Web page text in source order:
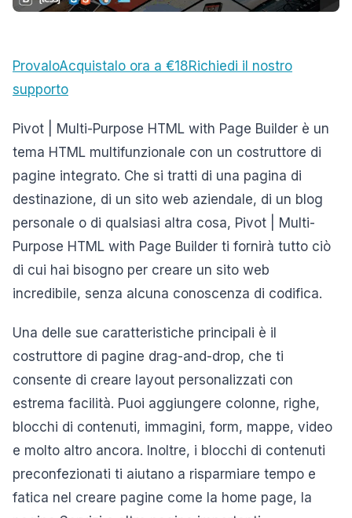
ProvaloAcquistalo ora a €18Richiedi il nostro
supporto
Pivot | Multi-Purpose HTML with Page Builder è un
tema HTML multifunzionale con un costruttore di
pagine integrato. Che si tratti di una pagina di
destinazione, di un sito web aziendale, di un blog
personale o di qualsiasi altra cosa, Pivot | Multi-
Purpose HTML with Page Builder ti fornirà tutto ciò
di cui hai bisogno per creare un sito web
incredibile, senza alcuna conoscenza di codifica.
Una delle sue caratteristiche principali è il
costruttore di pagine drag-and-drop, che ti
consente di creare layout personalizzati con
estrema facilità. Puoi aggiungere colonne, righe,
blocchi di contenuti, immagini, form, mappe, video
e molto altro ancora. Inoltre, i blocchi di contenuti
preconfezionati ti aiutano a risparmiare tempo e
fatica nel creare pagine come la home page, la